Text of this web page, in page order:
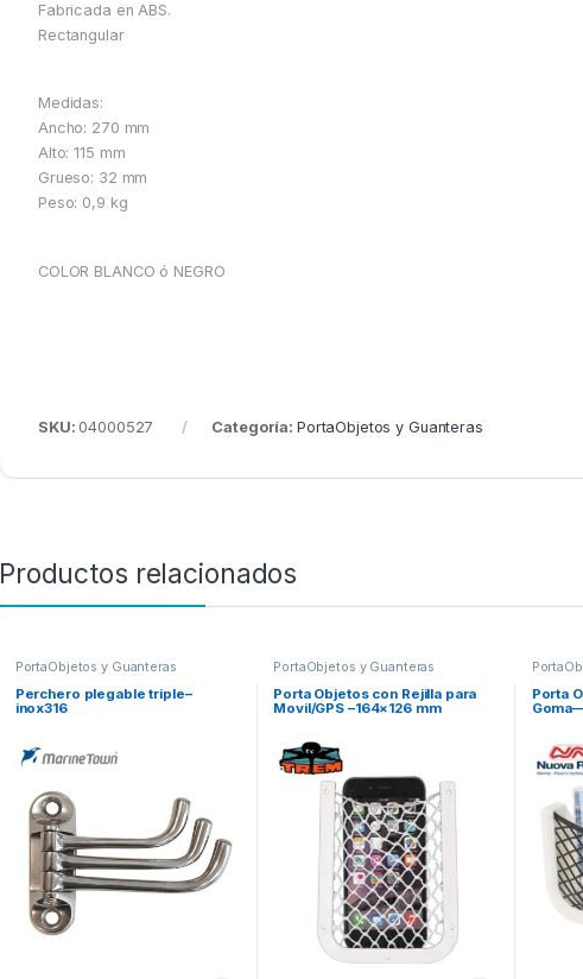
Fabricada en ABS.
Rectangular
Medidas:
Ancho: 270 mm
Alto: 115 mm
Grueso: 32 mm
Peso: 0,9 kg
COLOR BLANCO ó NEGRO
SKU: 04000527 Categoría: PortaObjetos y Guanteras
Productos relacionados
PortaObjetos y Guanteras
Perchero plegable triple–
inox316
PortaObjetos y Guanteras
Porta Objetos con Rejilla para
Movil/GPS –164×126 mm
Porta